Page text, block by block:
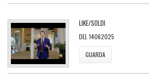
LIKE/SOLDI
DEL 14062025
GUARDA